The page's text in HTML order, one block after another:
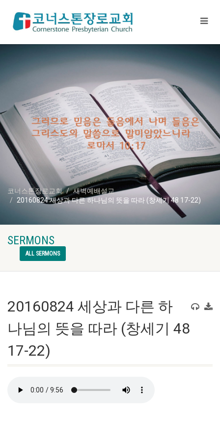
코너스톤장로교회
새벽예배설교
20160824 세상과 다른 하나님의 뜻을 따라 (창세기 48 17-22)
SERMONS
ALL SERMONS
20160824 세상과 다른 하
나님의 뜻을 따라 (창세기 48
17-22)